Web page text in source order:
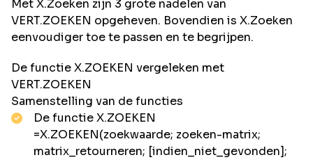
Met X.Zoeken zijn 3 grote nadelen van
VERT.ZOEKEN opgeheven. Bovendien is X.Zoeken
eenvoudiger toe te passen en te begrijpen.
De functie X.ZOEKEN vergeleken met
VERT.ZOEKEN
Samenstelling van de functies
De functie X.ZOEKEN
=X.ZOEKEN(zoekwaarde; zoeken-matrix;
matrix_retourneren; [indien_niet_gevonden];